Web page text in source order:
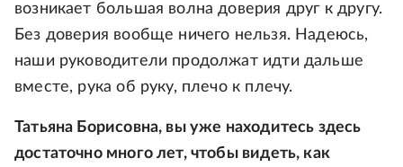
возникает большая волна доверия друг к другу.
Без доверия вообще ничего нельзя. Надеюсь,
наши руководители продолжат идти дальше
вместе, рука об руку, плечо к плечу.
Татьяна Борисовна, вы уже находитесь здесь
достаточно много лет, чтобы видеть, как